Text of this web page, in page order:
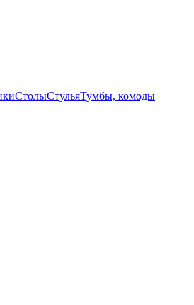
СтолыСтульяТумбы, комоды